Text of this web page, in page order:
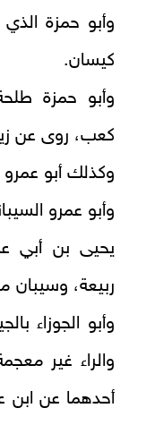
وأبو حمزة
كيسان.
كعب، روى عن
وكذلك أبو
وأبو عمرو
ربيعة، وسيبان
والراء غير
أحدهما عن ابن